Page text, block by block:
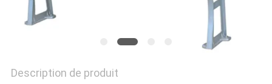
PRIVACY
Description de produit